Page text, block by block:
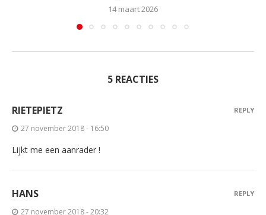
14 maart 2026
5 REACTIES
RIETEPIETZ
27 november 2018 - 16:50
Lijkt me een aanrader !
REPLY
HANS
27 november 2018 - 20:32
REPLY